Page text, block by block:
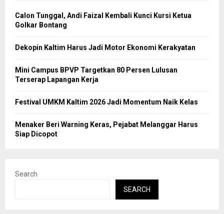
Calon Tunggal, Andi Faizal Kembali Kunci Kursi Ketua
Golkar Bontang
Dekopin Kaltim Harus Jadi Motor Ekonomi Kerakyatan
Mini Campus BPVP Targetkan 80 Persen Lulusan
Terserap Lapangan Kerja
Festival UMKM Kaltim 2026 Jadi Momentum Naik Kelas
Menaker Beri Warning Keras, Pejabat Melanggar Harus
Siap Dicopot
Search
SEARCH